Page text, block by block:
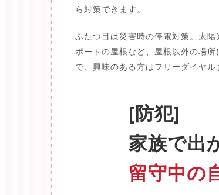
ら対策できます。
ふたつ目は災害時の停電対策。太
ポートの屋根など、屋根以外の場
で、興味のある方はフリーダイヤル
[防犯]
家族で出
留守中の